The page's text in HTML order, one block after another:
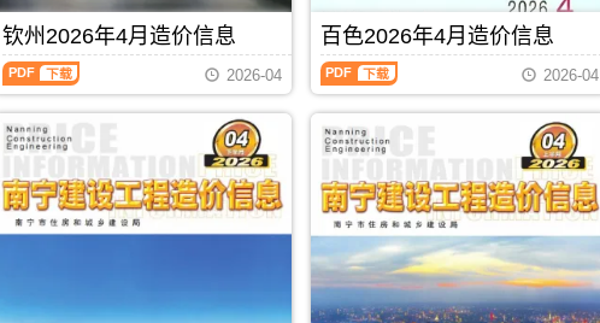
刊
PDF
信
息
期
PDF
场
材
料
零
售
及
程
机
械
造
价
信
息
从
年
月
后
分
为
上
期
刊，
由
贵
港
市
建
设
造
价
信
息
用
期
刊，
由
桂
林
市
建
设
价
信
息
网
用
钦州2026年4月造价信息
钦
州
年
4
造
价
信
建
2026-04
百色2026年4月造价信息
百
色
年
4
造
价
（百
色
建
2026-04